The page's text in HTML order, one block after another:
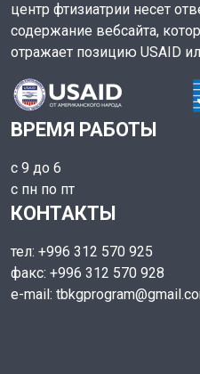
центр фтизиатрии несет
содержание вебсайта,
отражает позицию USAID
ВРЕМЯ РАБОТЫ
с 9 до 6
с пн по пт
КОНТАКТЫ
тел: +996 312 570 925
факс: +996 312 570 928
e-mail: